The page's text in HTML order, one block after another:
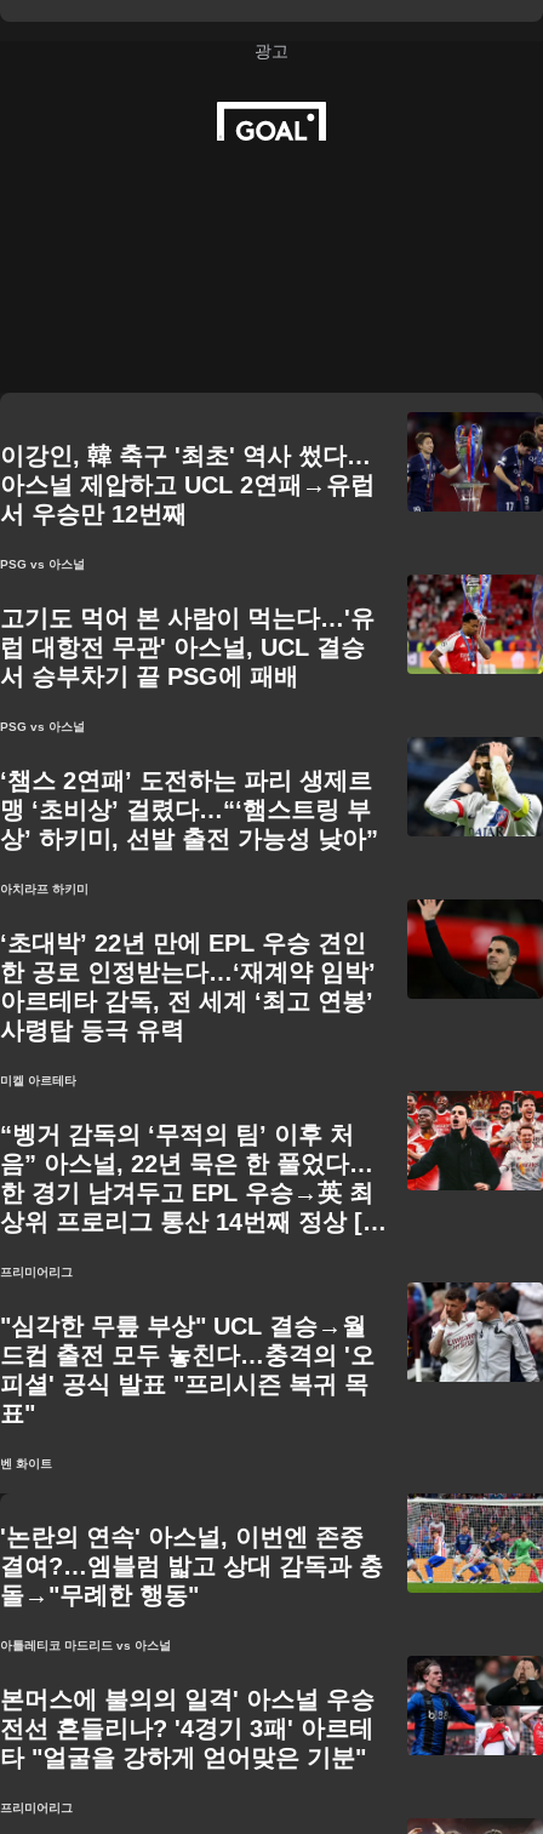
이강인, 韓 축구 '최초' 역사 썼다…
아스널 제압하고 UCL 2연패→유럽
서 우승만 12번째
PSG vs 아스널
고기도 먹어 본 사람이 먹는다…'유
럽 대항전 무관' 아스널, UCL 결승
서 승부차기 끝 PSG에 패배
PSG vs 아스널
‘챔스 2연패’ 도전하는 파리 생제르
맹 ‘초비상’ 걸렸다…“‘햄스트링 부
상’ 하키미, 선발 출전 가능성 낮아”
아치라프 하키미
‘초대박’ 22년 만에 EPL 우승 견인
한 공로 인정받는다…‘재계약 임박’
아르테타 감독, 전 세계 ‘최고 연봉’
사령탑 등극 유력
미켈 아르테타
“벵거 감독의 ‘무적의 팀’ 이후 처
음” 아스널, 22년 묵은 한 풀었다…
한 경기 남겨두고 EPL 우승→英 최
상위 프로리그 통산 14번째 정상 [오
프리미어리그
"심각한 무릎 부상" UCL 결승→월
드컵 출전 모두 놓친다…충격의 '오
피셜' 공식 발표 "프리시즌 복귀 목
표"
벤 화이트
'논란의 연속' 아스널, 이번엔 존중
결여?…엠블럼 밟고 상대 감독과 충
돌→"무례한 행동"
아틀레티코 마드리드 vs 아스널
본머스에 불의의 일격' 아스널 우승
전선 흔들리나? '4경기 3패' 아르테
타 "얼굴을 강하게 얻어맞은 기분"
프리미어리그